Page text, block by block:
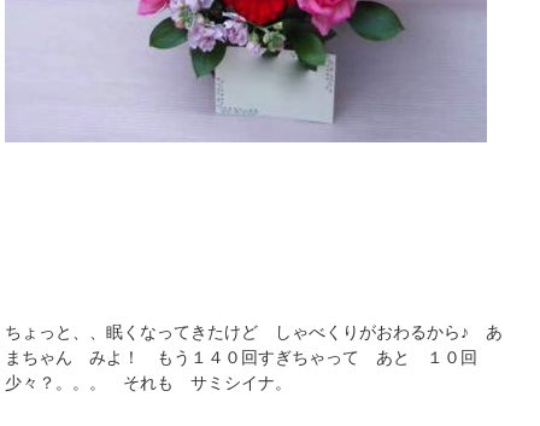
ちょっと、、眠くなってきたけど しゃべくりがおわるから♪ あ
まちゃん みよ！ もう１４０回すぎちゃって あと １０回
少々？。。。 それも サミシイナ。